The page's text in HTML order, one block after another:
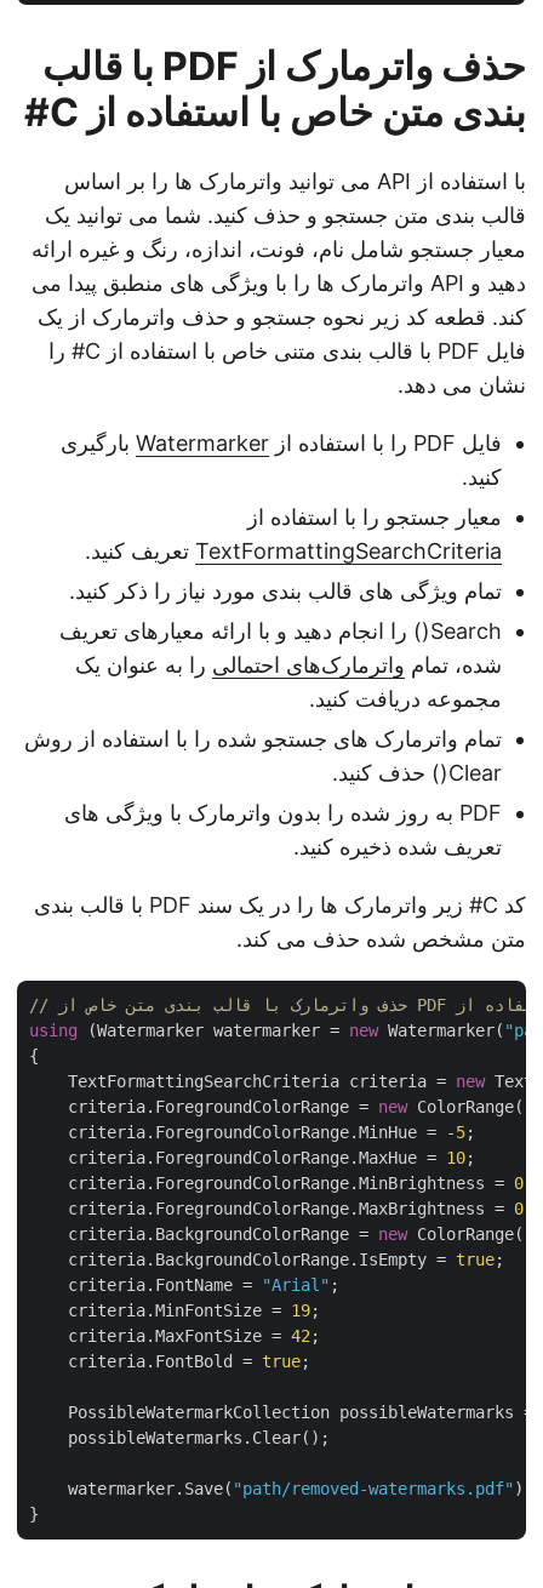
حذف واترمارک از PDF با قالب
بندی متن خاص با استفاده از C#
با استفاده از API می توانید واترمارک ها را بر اساس
قالب بندی متن جستجو و حذف کنید. شما می توانید یک
معیار جستجو شامل نام، فونت، اندازه، رنگ و غیره ارائه
دهید و API واترمارک ها را با ویژگی های منطبق پیدا می
کند. قطعه کد زیر نحوه جستجو و حذف واترمارک از یک
فایل PDF با قالب بندی متنی خاص با استفاده از C# را
نشان می دهد.
فایل PDF را با استفاده از Watermarkerبارگیری
کنید.
معیار جستجو را با استفاده از
TextFormattingSearchCriteriaتعریف کنید.
تمام ویژگی های قالب بندی مورد نیاز را ذکر کنید.
Search() را انجام دهید و با ارائه معیارهای تعریف
شده، تمامواترمارک‌های احتمالیرا به عنوان یک
مجموعه دریافت کنید.
تمام واترمارک های جستجو شده را با استفاده از روش
Clear() حذف کنید.
PDF به روز شده را بدون واترمارک با ویژگی های
تعریف شده ذخیره کنید.
کد C# زیر واترمارک ها را در یک سند PDF با قالب بندی
متن مشخص شده حذف می کند.
using (Watermarker watermarker = new Watermarker(
    TextFormattingSearchCriteria criteria =
new
    criteria.ForegroundColorRange =
new
    criteria.ForegroundColorRange.MinHue =
-5
    criteria.ForegroundColorRange.MaxHue =
10
    criteria.ForegroundColorRange.MinBrightness =
    criteria.ForegroundColorRange.MaxBrightness =
    criteria.BackgroundColorRange =
new
    criteria.BackgroundColorRange.IsEmpty =
true
    criteria.FontName =
"Arial"
    criteria.MinFontSize =
19
    criteria.MaxFontSize =
42
    criteria.FontBold =
true
PossibleWatermarkCollection possibleWatermarks
    possibleWatermarks.Clear();
    watermarker.Save(
"path/removed-watermarks.pdf"